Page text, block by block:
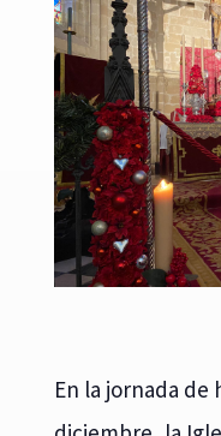
En la jornada de